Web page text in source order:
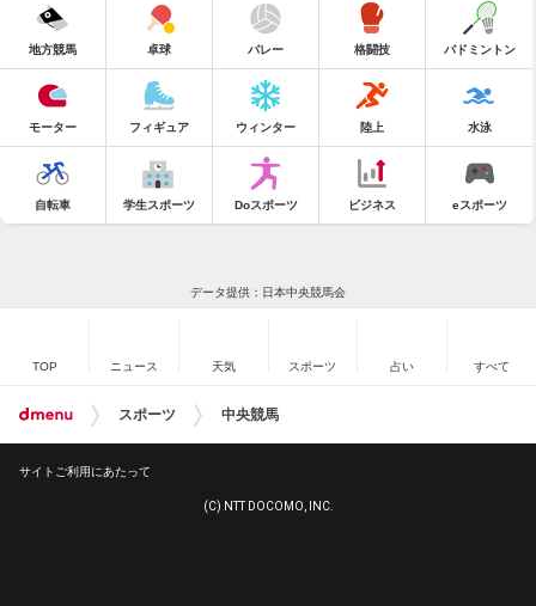
地方競馬 卓球 バレー 格闘技 バドミントン
モーター フィギュア ウィンター 陸上 水泳
自転車 学生スポーツ Doスポーツ ビジネス eスポーツ
データ提供：日本中央競馬会
TOP ニュース 天気 スポーツ 占い すべて
スポーツ 中央競馬
サイトご利用にあたって
(C) NTT DOCOMO, INC.